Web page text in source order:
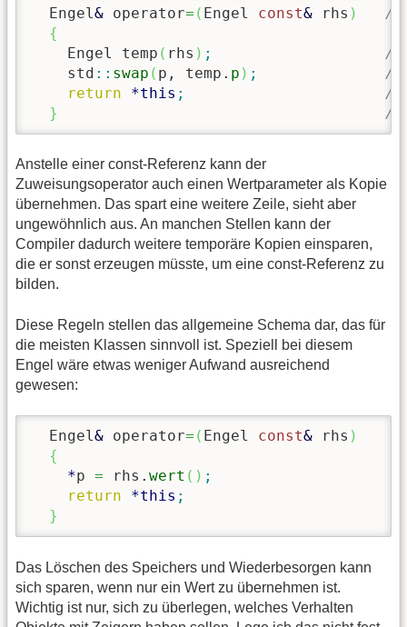
  Engel
& operator= ( Engel const& rhs )
//
{
    Engel temp
( rhs ) ;
//
    std
:: swap ( p, temp. p ) ;
//
return
*this ;
//
}
//
Anstelle einer const-Referenz kann der
Zuweisungsoperator auch einen Wertparameter als Kopie
übernehmen. Das spart eine weitere Zeile, sieht aber
ungewöhnlich aus. An manchen Stellen kann der
Compiler dadurch weitere temporäre Kopien einsparen,
die er sonst erzeugen müsste, um eine const-Referenz zu
bilden.
Diese Regeln stellen das allgemeine Schema dar, das für
die meisten Klassen sinnvoll ist. Speziell bei diesem
Engel wäre etwas weniger Aufwand ausreichend
gewesen:
  Engel
& operator= ( Engel const& rhs )
{
*p = rhs. wert ( ) ;
return
*this ;
}
Das Löschen des Speichers und Wiederbesorgen kann
sich sparen, wenn nur ein Wert zu übernehmen ist.
Wichtig ist nur, sich zu überlegen, welches Verhalten